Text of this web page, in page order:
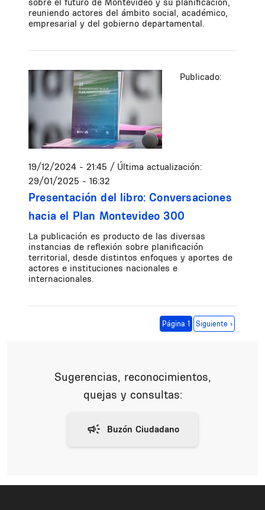
reuniendo actores del ámbito social, académico,
empresarial y del gobierno departamental.
Publicado:
19/12/2024 - 21:45 / Última actualización:
29/01/2025 - 16:32
Presentación del libro: Conversaciones
hacia el Plan Montevideo 300
La publicación es producto de las diversas
instancias de reflexión sobre planificación
territorial, desde distintos enfoques y aportes de
actores e instituciones nacionales e
internacionales.
Página 1 Siguiente página
Siguiente ›
Sugerencias, reconocimientos,
quejas y consultas: